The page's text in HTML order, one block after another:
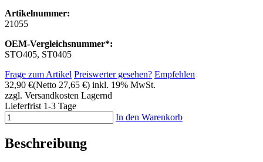
Artikelnummer:
21055
OEM-Vergleichsnummer*:
STO405, ST0405
Frage zum Artikel Preiswerter gesehen? Empfehlen
32,90 €(Netto 27,65 €) inkl. 19% MwSt.
zzgl. Versandkosten Lagernd
Lieferfrist 1-3 Tage
In den Warenkorb
Beschreibung